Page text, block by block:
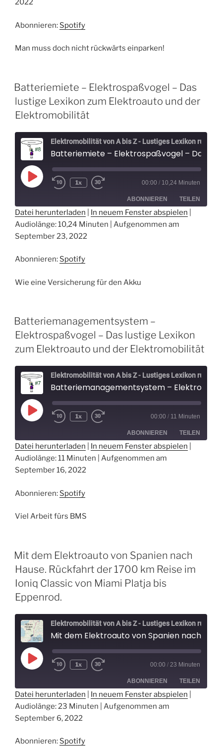
2022
Abonnieren: Spotify
Man muss doch nicht rückwärts einparken!
Batteriemiete – Elektrospaßvogel – Das
lustige Lexikon zum Elektroauto und der
Elektromobilität
Play
Episode
1x 00:00 / 10,24 Minuten
ABONNIEREN TEILEN
Spotify
TEILEN
Datei herunterladen In neuem Fenster abspielen
Audiolänge: 10,24 Minuten
Aufgenommen am
September 23, 2022
Abonnieren: Spotify
Wie eine Versicherung für den Akku
Batteriemanagementsystem –
Elektrospaßvogel – Das lustige Lexikon
zum Elektroauto und der Elektromobilität
Play
Episode
1x 00:00 / 11 Minuten
ABONNIEREN TEILEN
Spotify
TEILEN
Datei herunterladen In neuem Fenster abspielen
Audiolänge: 11 Minuten
Aufgenommen am
September 16, 2022
Abonnieren: Spotify
Viel Arbeit fürs BMS
Mit dem Elektroauto von Spanien nach
Hause. Rückfahrt der 1700 km Reise im
Ioniq Classic von Miami Platja bis
Eppenrod.
Play
Episode
1x 00:00 / 23 Minuten
ABONNIEREN TEILEN
Spotify
TEILEN
Datei herunterladen In neuem Fenster abspielen
Audiolänge: 23 Minuten
Aufgenommen am
September 6, 2022
Abonnieren: Spotify